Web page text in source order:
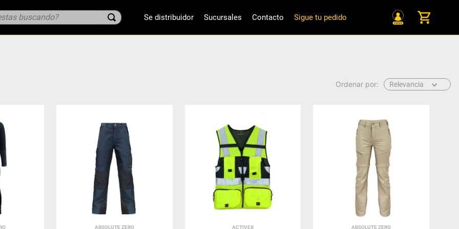
buscando? Se distribuidor Sucursales Contacto Sigue tu pedido
Relevancia
ABSOLUTE ZERO ACTIVEX ABSOLUTE ZERO